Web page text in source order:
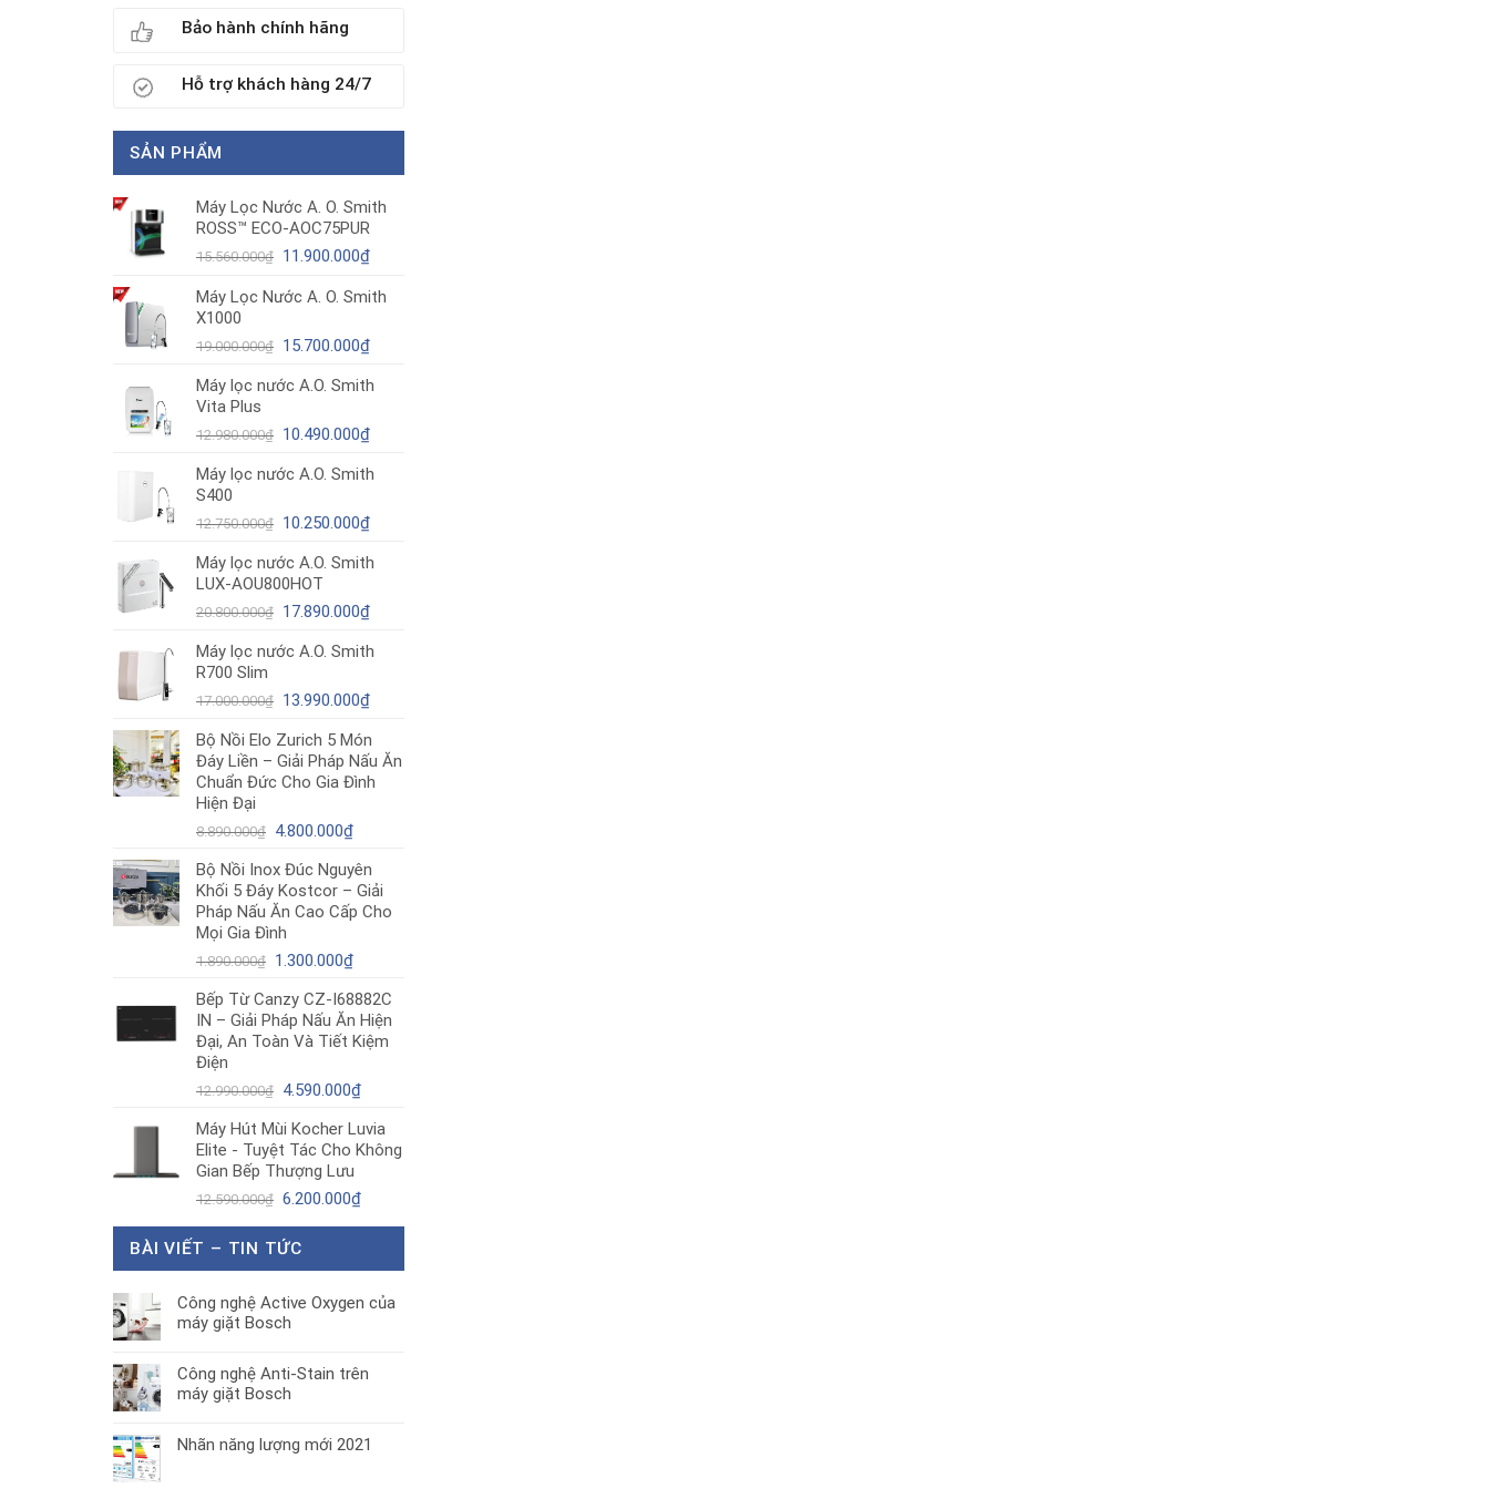
Bảo hành chính hãng
Hỗ trợ khách hàng 24/7
SẢN PHẨM
Máy Lọc Nước A. O. Smith
ROSS™ ECO-AOC75PUR
15.560.000₫ Giá
là:
11.900.000₫Giá
tại
11.900.000₫.
Máy Lọc Nước A. O. Smith
X1000
19.000.000₫ Giá
là:
15.700.000₫Giá
tại
15.700.000₫.
Máy lọc nước A.O. Smith
Vita Plus
12.980.000₫ Giá
là:
10.490.000₫Giá
tại
10.490.000₫.
Máy lọc nước A.O. Smith
S400
12.750.000₫ Giá
là:
12.750.000₫.
10.250.000₫Giá
tại
10.250.000₫.
Máy lọc nước A.O. Smith
LUX-AOU800HOT
20.800.000₫ Giá
là:
17.890.000₫Giá
tại
17.890.000₫.
Máy lọc nước A.O. Smith
R700 Slim
17.000.000₫ Giá
là:
17.000.000₫.
13.990.000₫Giá
tại
là:
13.990.000₫.
Bộ Nồi Elo Zurich 5 Món
Đáy Liền – Giải Pháp Nấu Ăn
Chuẩn Đức Cho Gia Đình
Hiện Đại
8.890.000₫ Giá
là:
8.890.000₫.
4.800.000₫Giá
tại
là:
4.800.000₫.
Bộ Nồi Inox Đúc Nguyên
Khối 5 Đáy Kostcor – Giải
Pháp Nấu Ăn Cao Cấp Cho
Mọi Gia Đình
1.890.000₫ Giá
là:
1.890.000₫.
1.300.000₫Giá
tại
là:
1.300.000₫.
Bếp Từ Canzy CZ-I68882C
IN – Giải Pháp Nấu Ăn Hiện
Đại, An Toàn Và Tiết Kiệm
Điện
12.990.000₫ Giá
là:
12.990.000₫.
4.590.000₫Giá
tại
là:
Máy Hút Mùi Kocher Luvia
Elite - Tuyệt Tác Cho Không
Gian Bếp Thượng Lưu
12.590.000₫ Giá
là:
6.200.000₫Giá
BÀI VIẾT – TIN TỨC
Công nghệ Active Oxygen của
máy giặt Bosch
Công nghệ Anti-Stain trên
máy giặt Bosch
Nhãn năng lượng mới 2021